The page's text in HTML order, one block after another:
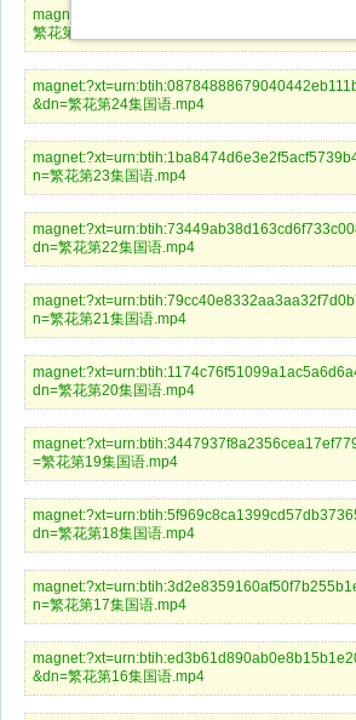
繁花第25集国语.mp4
&dn=繁花第24集国语.mp4
n=繁花第23集国语.mp4
dn=繁花第22集国语.mp4
n=繁花第21集国语.mp4
dn=繁花第20集国语.mp4
=繁花第19集国语.mp4
dn=繁花第18集国语.mp4
n=繁花第17集国语.mp4
&dn=繁花第16集国语.mp4